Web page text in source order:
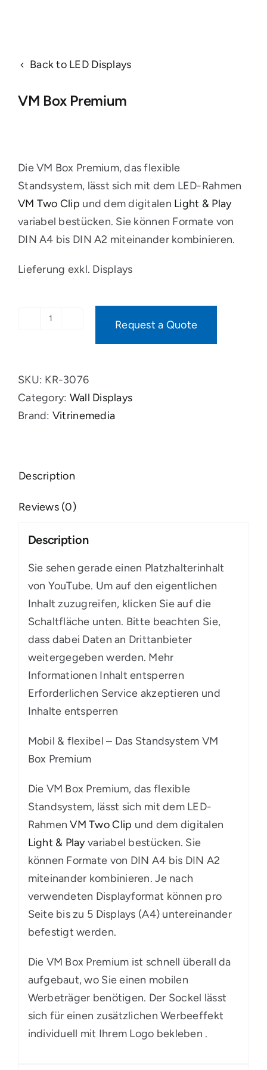
Back to LED Displays
VM Box Premium
Die VM Box Premium, das flexible
Standsystem, lässt sich mit dem LED-Rahmen
VM Two Clip und dem digitalen Light & Play
variabel bestücken. Sie können Formate von
DIN A4 bis DIN A2 miteinander kombinieren.
Lieferung exkl. Displays
quantity
Request a Quote
SKU: KR-3076
Category: Wall Displays
Brand: Vitrinemedia
Description
Reviews (0)
Description
Sie sehen gerade einen Platzhalterinhalt
von YouTube. Um auf den eigentlichen
Inhalt zuzugreifen, klicken Sie auf die
Schaltfläche unten. Bitte beachten Sie,
dass dabei Daten an Drittanbieter
weitergegeben werden. Mehr
Informationen Inhalt entsperren
Erforderlichen Service akzeptieren und
Inhalte entsperren
Mobil & flexibel – Das Standsystem VM
Box Premium
Die VM Box Premium, das flexible
Standsystem, lässt sich mit dem LED-
RahmenVM Two Clip und dem digitalen
Light & Playvariabel bestücken. Sie
können Formate von DIN A4 bis DIN A2
miteinander kombinieren. Je nach
verwendeten Displayformat können pro
Seite bis zu 5 Displays (A4) untereinander
befestigt werden.
Die VM Box Premium ist schnell überall da
aufgebaut, wo Sie einen mobilen
Werbeträger benötigen. Der Sockel lässt
sich für einen zusätzlichen Werbeeffekt
individuell mit Ihrem Logo bekleben .